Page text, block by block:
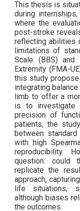
This thesis is
during
where the
post-stroke
reflecting abilities
limitations of
Scale (BBS) and
Extremity (FMA-
this study
integrating
limb to offer a
is to investigate
precision of
patients, the
between
with high
reproducibility.
question: could
replicate the
approach,
life situations,
although biases
the outcomes.